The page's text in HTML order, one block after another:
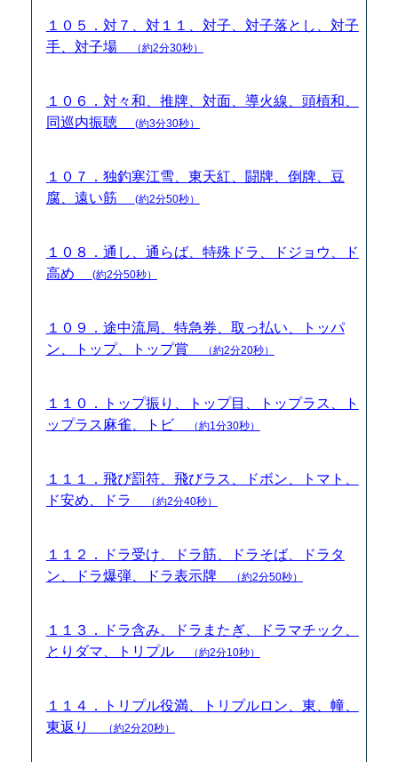
１０５．対７、対１１、対子、対子落とし、対子
手、対子場
（約2分30秒）
１０６．対々和、推牌、対面、導火線、頭槓和、
同巡内振聴
(約3分30秒）
１０７．独釣寒江雪、東天紅、闘牌、倒牌、豆
腐、遠い筋
(約2分50秒）
１０８．通し、通らば、特殊ドラ、ドジョウ、ド
高め
(約2分50秒）
１０９．途中流局、特急券、取っ払い、トッパ
ン、トップ、トップ賞
（約2分20秒）
１１０．トップ振り、トップ目、トップラス、ト
ップラス麻雀、トビ
（約1分30秒）
１１１．飛び罰符、飛びラス、ドボン、トマト、
ド安め、ドラ
（約2分40秒）
１１２．ドラ受け、ドラ筋、ドラそば、ドラタ
ン、ドラ爆弾、ドラ表示牌
（約2分50秒）
１１３．ドラ含み、ドラまたぎ、ドラマチック、
とりダマ、トリプル
（約2分10秒）
１１４．トリプル役満、トリプルロン、東、幢、
東返り
（約2分20秒）